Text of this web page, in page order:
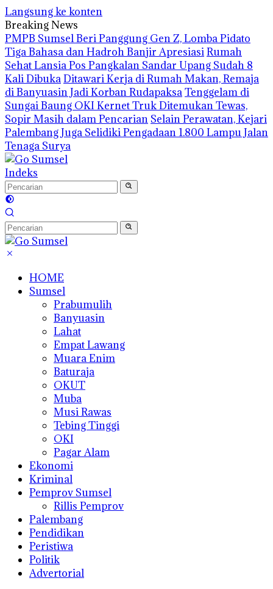
Langsung ke konten
Breaking News
PMPB Sumsel Beri Panggung Gen Z, Lomba Pidato
Tiga Bahasa dan Hadroh Banjir ApresiasiRumah
Sehat Lansia Pos Pangkalan Sandar Upang Sudah 8
Kali DibukaDitawari Kerja di Rumah Makan, Remaja
di Banyuasin Jadi Korban RudapaksaTenggelam di
Sungai Baung OKI Kernet Truk Ditemukan Tewas,
Sopir Masih dalam Pencarian Selain Perawatan, Kejari
Palembang Juga Selidiki Pengadaan 1.800 Lampu Jalan
Tenaga Surya
Indeks
HOME
Sumsel
Prabumulih
Banyuasin
Lahat
Empat Lawang
Muara Enim
Baturaja
OKUT
Muba
Musi Rawas
Tebing Tinggi
OKI
Pagar Alam
Ekonomi
Kriminal
Pemprov Sumsel
Rillis Pemprov
Palembang
Pendidikan
Peristiwa
Politik
Advertorial